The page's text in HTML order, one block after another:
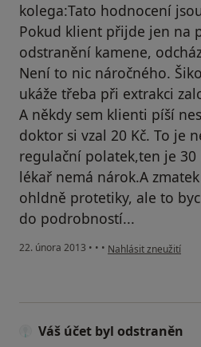
kolega:Tato hodnocení
Pokud klient přijde jen na
odstranění kamene,
Není to nic náročného.
ukáže třeba při extrakci
A někdy sem klienti píší
doktor si vzal 20 Kč. To je
regulační polatek,ten je 30
lékař nemá nárok.A
ohldně protetiky, ale to
do podrobností...
22. února 2013 • • • podle názoru
Nahlásit zneužití
Váš účet byl odstraněn